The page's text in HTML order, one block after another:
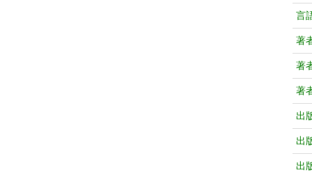
言
著
著
著
出
出
出